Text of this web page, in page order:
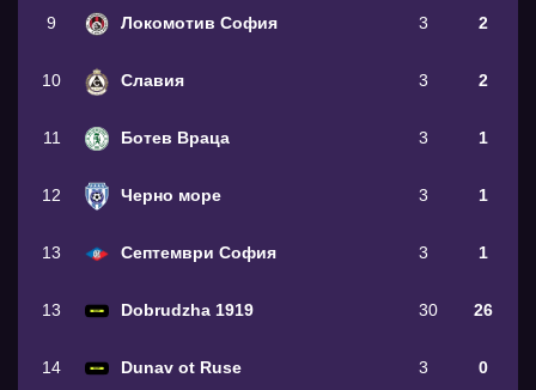
9 Локомотив София 3 2
10 Славия 3 2
11 Ботев Враца 3 1
12 Черно море 3 1
13 Септември София 3 1
13 Dobrudzha 1919 30 26
14 Dunav ot Ruse 3 0